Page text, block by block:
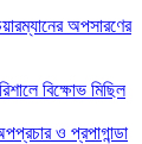
অপসারণের
বিক্ষোভ মিছিল
ও প্রপাগান্ডা